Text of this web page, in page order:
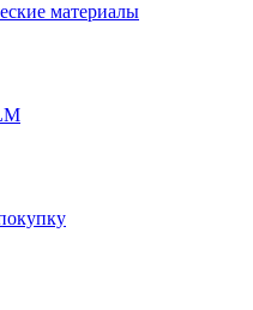
материалы